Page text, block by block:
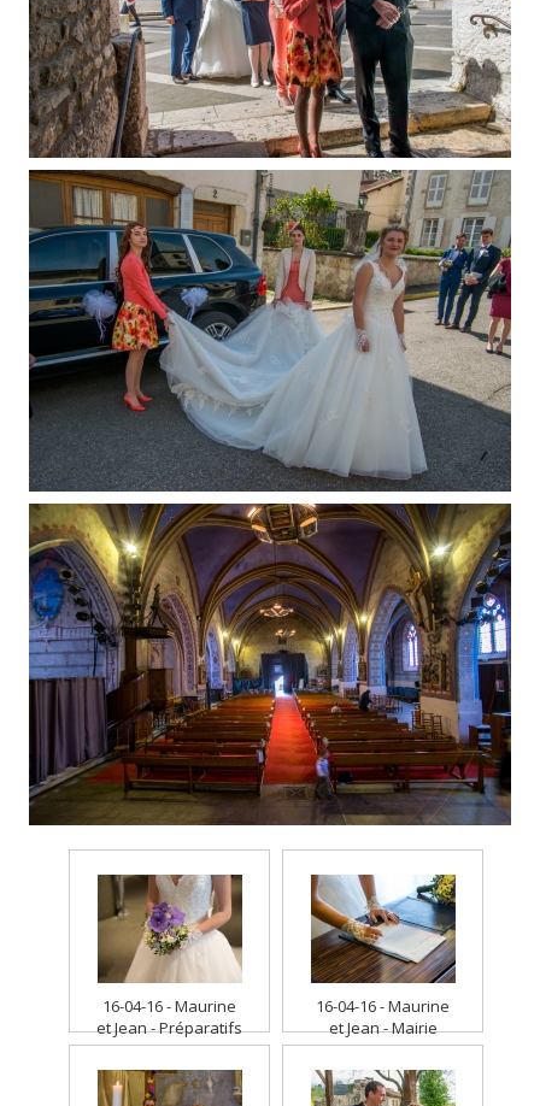
16-04-16 - Maurine
et Jean - Préparatifs
16-04-16 - Maurine
et Jean - Mairie